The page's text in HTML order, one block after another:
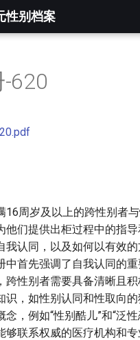
性别档案
Page
620
16周岁及以上的跨性别者
他们提供出柜过程中的指
我认同，以及如何以有效的
中首先强调了自我认同的
跨性别者需要具备清晰且
识，如性别认同和性取向
，例如“性别酷儿”和“泛
够联系权威的医疗机构和